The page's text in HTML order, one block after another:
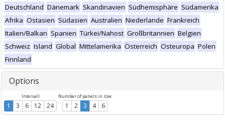
Deutschland Dänemark Skandinavien Südhemisphäre Südamerika
Afrika Ostasien Südasien Australien Niederlande Frankreich
Italien/Balkan Spanien Türkei/Nahost Großbritannien Belgien
Schweiz Island Global Mittelamerika Österreich Osteuropa Polen
Finnland
Options
Intervall
1 3 6 12 24
Number of panels in row
1 2 3 4 6